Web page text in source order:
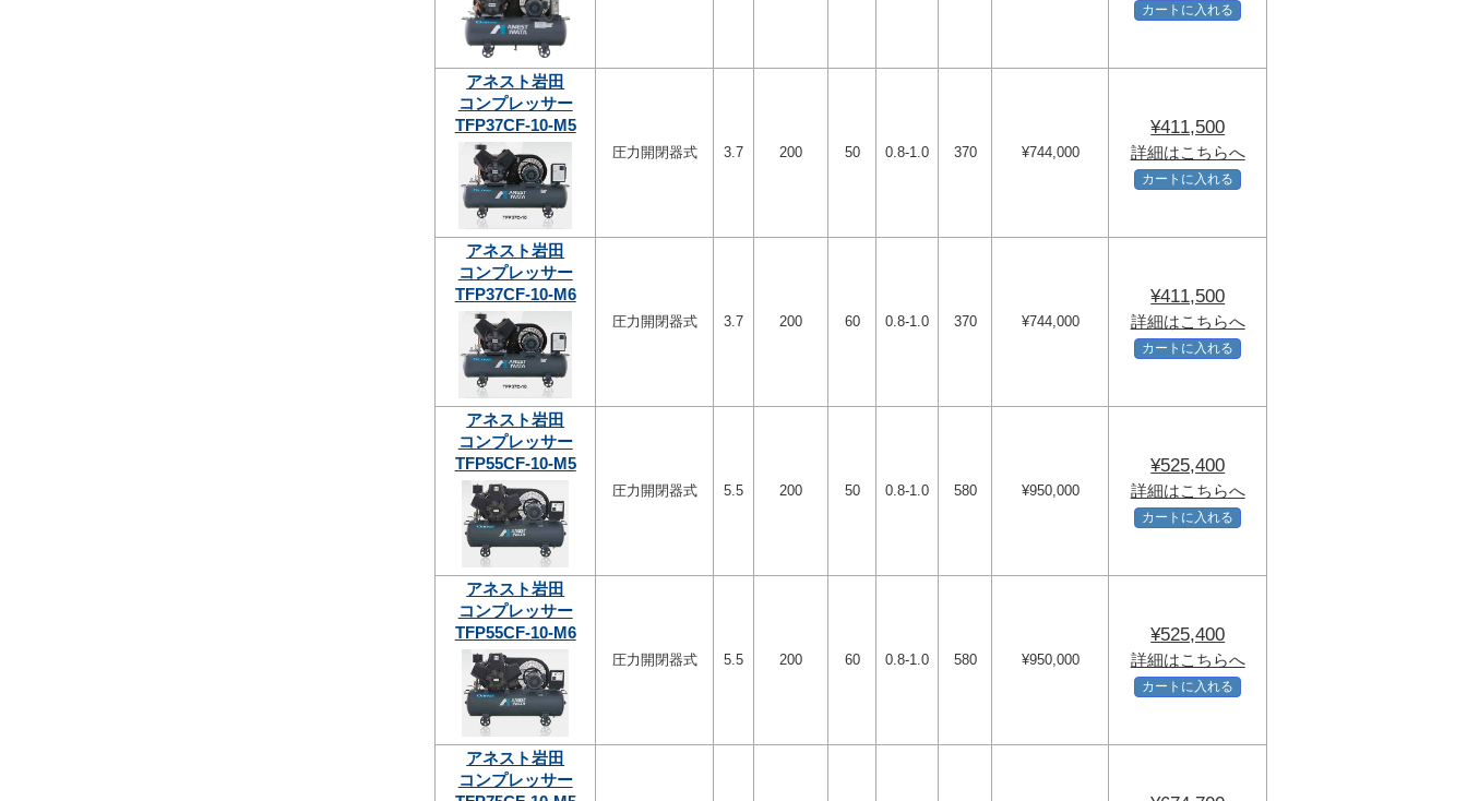
カートに入れる
アネスト岩田
コンプレッサー
TFP37CF-10-M5
圧力開閉器式 3.7 200 50 0.8-1.0 370 ¥744,000
¥411,500
詳細はこちらへ
カートに入れる
アネスト岩田
コンプレッサー
TFP37CF-10-M6
圧力開閉器式 3.7 200 60 0.8-1.0 370 ¥744,000
¥411,500
詳細はこちらへ
カートに入れる
アネスト岩田
コンプレッサー
TFP55CF-10-M5
圧力開閉器式 5.5 200 50 0.8-1.0 580 ¥950,000
¥525,400
詳細はこちらへ
カートに入れる
アネスト岩田
コンプレッサー
TFP55CF-10-M6
圧力開閉器式 5.5 200 60 0.8-1.0 580 ¥950,000
¥525,400
詳細はこちらへ
カートに入れる
アネスト岩田
コンプレッサー